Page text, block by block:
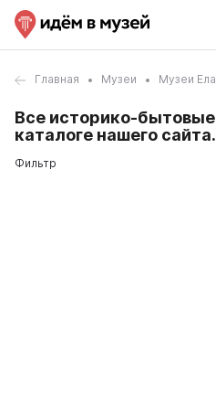
Главная Музеи Музеи
Все историко-
каталоге нашего сайта.
Фильтр